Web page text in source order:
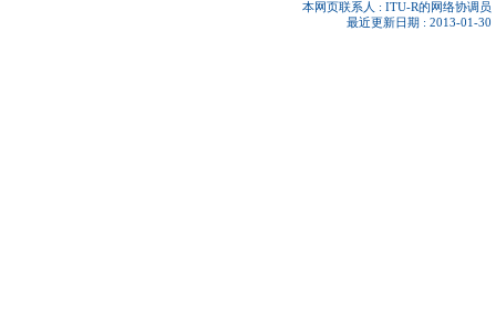
本网页联系人 : ITU-R的网络协调员
最近更新日期 : 2013-01-30